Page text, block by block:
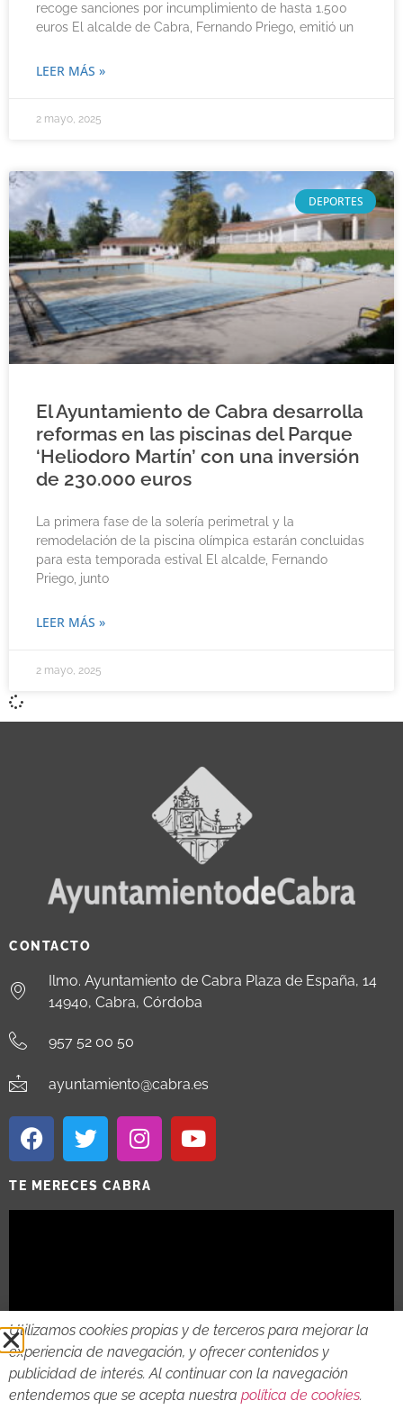
recoge sanciones por incumplimiento de hasta 1.500
euros El alcalde de Cabra, Fernando Priego, emitió un
LEER MÁS »
2 mayo, 2025
DEPORTES
El Ayuntamiento de Cabra desarrolla
reformas en las piscinas del Parque
‘Heliodoro Martín’ con una inversión
de 230.000 euros
La primera fase de la solería perimetral y la
remodelación de la piscina olímpica estarán concluidas
para esta temporada estival El alcalde, Fernando
Priego, junto
LEER MÁS »
2 mayo, 2025
CONTACTO
Ilmo. Ayuntamiento de Cabra Plaza de España, 14
14940, Cabra, Córdoba
957 52 00 50
ayuntamiento@cabra.es
TE MERECES CABRA
2018 - 2026 © AYTO DE CABRA AVISO LEGAL
Utilizamos cookies propias y de terceros para mejorar la
experiencia de navegación, y ofrecer contenidos y
publicidad de interés. Al continuar con la navegación
entendemos que se acepta nuestra política de cookies.